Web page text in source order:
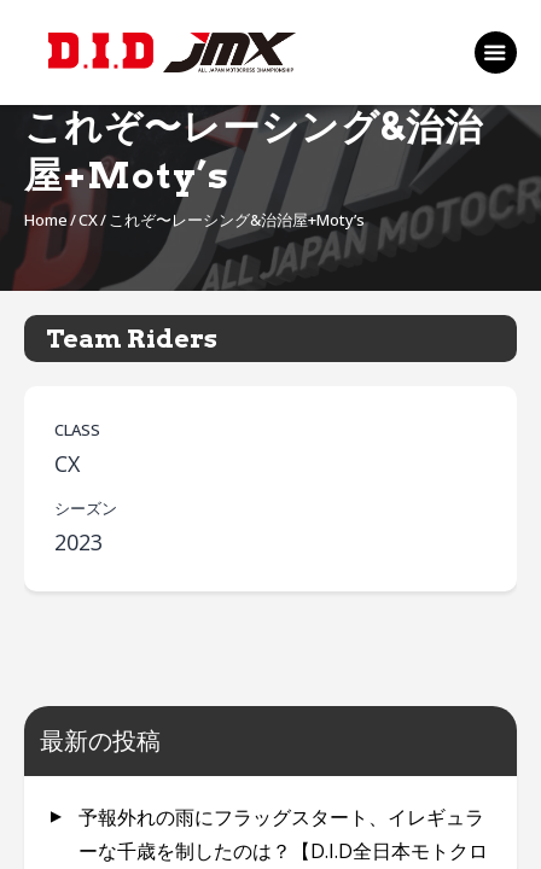
これぞ〜レーシング&治治
屋+Moty’s
Home CX これぞ〜レーシング&治治屋+Moty’s
TOP
RANKING 2026
RIDERS 2026
SPONSORS
TICKET
MSP Motosports
Promotion TOP
Team Riders
CLASS
CX
シーズン
2023
最新の投稿
予報外れの雨にフラッグスタート、イレギュラ
ーな千歳を制したのは？【D.I.D全日本モトクロ